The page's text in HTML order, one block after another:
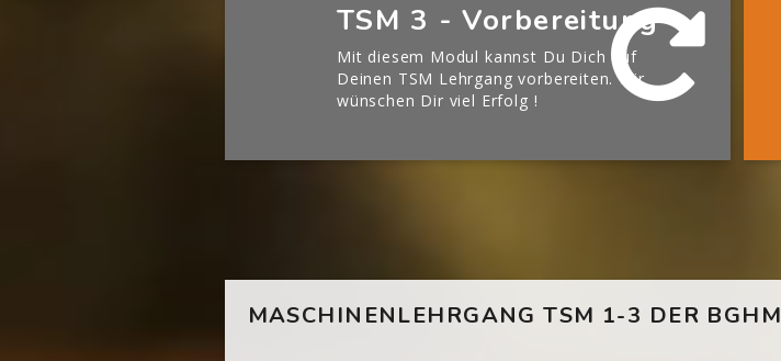
TSM 3 - Vorbereitung
Mit diesem Modul kannst Du Dich auf
Deinen TSM Lehrgang vorbereiten. Wir
wünschen Dir viel Erfolg !
MASCHINENLEHRGANG TSM 1-3 DER BGHM